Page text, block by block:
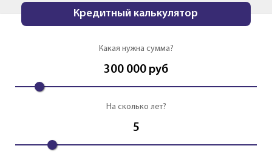
Кредитный калькулятор
Какая нужна сумма?
300 000 руб
На сколько лет?
5